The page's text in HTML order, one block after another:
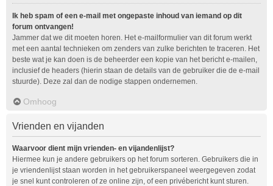
Ik heb spam of een e-mail met ongepaste inhoud van iemand op dit
forum ontvangen!
Jammer dat we dit moeten horen. Het e-mailformulier van dit forum werkt
met een aantal technieken om zenders van zulke berichten te traceren. Het
beste wat je kan doen is de beheerder een kopie van het bericht e-mailen,
inclusief de headers (hierin staan de details van de gebruiker die de e-mail
stuurde). Deze zal dan de nodige stappen ondernemen.
Omhoog
Vrienden en vijanden
Waarvoor dient mijn vrienden- en vijandenlijst?
Hiermee kun je andere gebruikers op het forum sorteren. Gebruikers die in
je vriendenlijst staan worden in het gebruikerspaneel weergegeven zodat
je snel kunt controleren of ze online zijn, of een privébericht kunt sturen.